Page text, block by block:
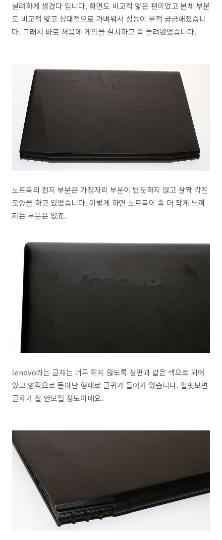
날려하게 생겼다 입니다. 화면도 비교적 얇은 편이었고 본체 부분
도 비교적 얇고 상대적으로 가벼워서 성능이 무적 궁금해졌습니
다. 그래서 바로 처음에 게임을 설치하고 좀 돌려봤었습니다.
노트북의 힌지 부분은 가장자리 부분이 반듯하지 않고 살짝 각진
모양을 하고 있었습니다. 이렇게 하면 노트북이 좀 더 작게 느껴
지는 부분은 있죠.
lenovo라는 글자는 너무 튀지 않도록 상판과 같은 색으로 되어
있고 양각으로 돋아난 형태로 글귀가 들어가 있습니다. 얼핏보면
글자가 잘 안보일 정도이네요.